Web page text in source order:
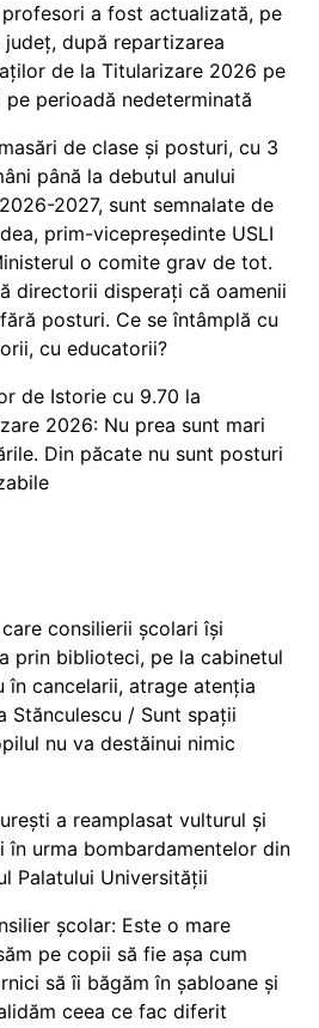
a fost actualizată, pe
județ, după repartizarea
de la Titularizare 2026 pe
pe perioadă nedeterminată
de clase și posturi, cu 3
până la debutul anului
2027, sunt semnalate de
prim-vicepreședinte USLI
o comite grav de tot.
directorii disperați că oamenii
posturi. Ce se întâmplă cu
cu educatorii?
de Istorie cu 9.70 la
2026: Nu prea sunt mari
Din păcate nu sunt posturi
consilierii școlari își
prin biblioteci, pe la cabinetul
în cancelarii, atrage atenția
Stănculescu / Sunt spații
nu va destăinui nimic
a reamplasat vulturul și
urma bombardamentelor din
Palatului Universității
școlar: Este o mare
pe copii să fie așa cum
să îi băgăm în șabloane și
ceea ce fac diferit